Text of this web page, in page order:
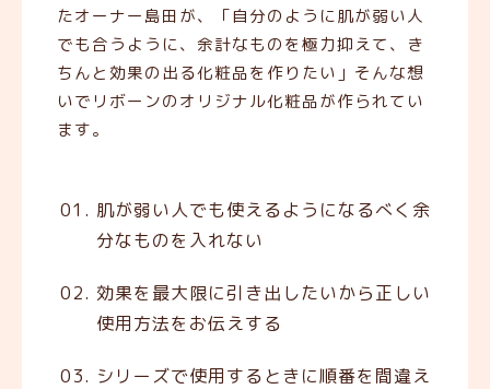
たオーナー島田が、「自分のように肌が弱い人
でも合うように、余計なものを極力抑えて、き
ちんと効果の出る化粧品を作りたい」そんな想
いでリボーンのオリジナル化粧品が作られてい
ます。
肌が弱い人でも使えるようになるべく余
分なものを入れない
効果を最大限に引き出したいから正しい
使用方法をお伝えする
シリーズで使用するときに順番を間違え